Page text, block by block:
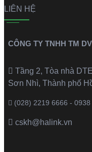
LIÊN HỆ
CÔNG TY TNHH TM
Tầng 2, Tòa nhà
Sơn Nhì, Thành phố
(028) 2219 6666 - 0938
cskh@halink.vn